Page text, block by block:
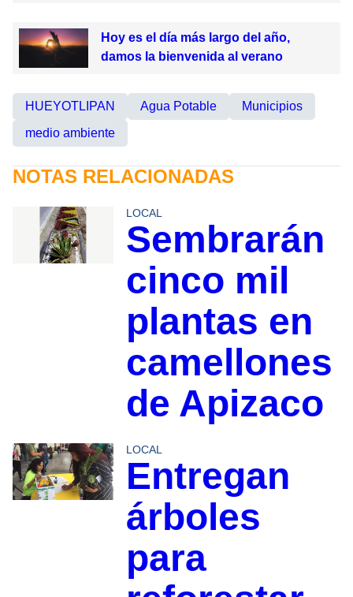
Hoy es el día más largo del año,
damos la bienvenida al verano
HUEYOTLIPAN Agua Potable
Municipios
medio ambiente
NOTAS RELACIONADAS
LOCAL
Sembrarán
cinco mil
plantas en
camellones
de Apizaco
LOCAL
Entregan
árboles
para